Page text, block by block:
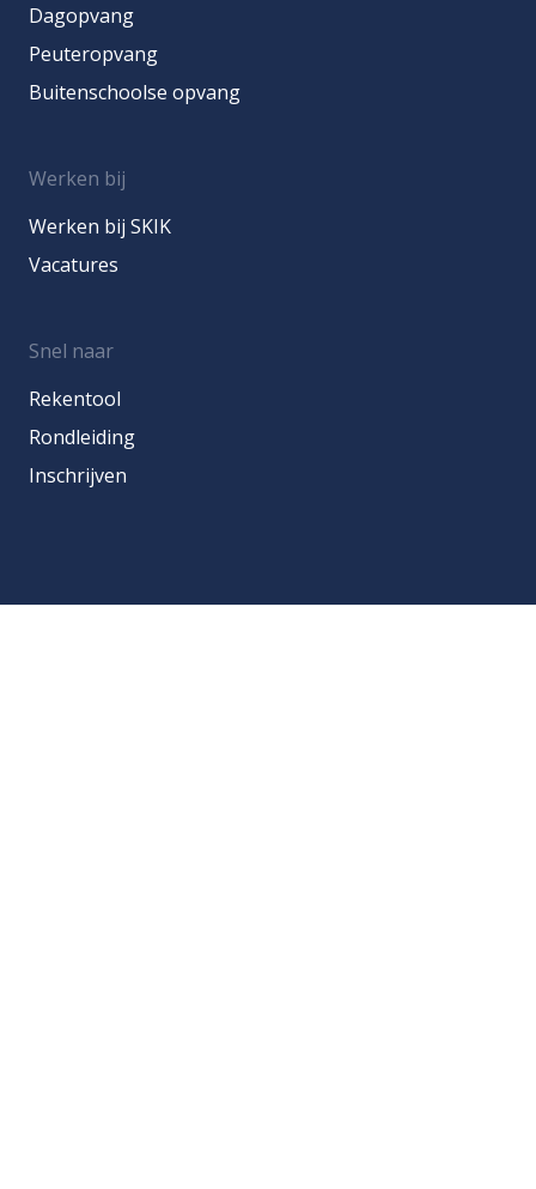
Dagopvang
Peuteropvang
Buitenschoolse opvang
Werken bij
Werken bij SKIK
Vacatures
Snel naar
Rekentool
Rondleiding
Inschrijven